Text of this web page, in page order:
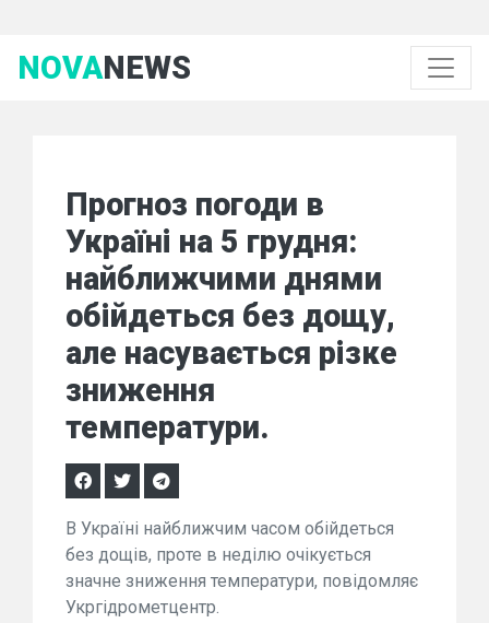
NOVANEWS
Прогноз погоди в
Україні на 5 грудня:
найближчими днями
обійдеться без дощу,
але насувається різке
зниження
температури.
В Україні найближчим часом обійдеться
без дощів, проте в неділю очікується
значне зниження температури, повідомляє
Укргідрометцентр.